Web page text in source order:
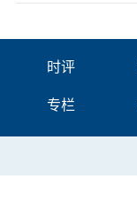
时评
专栏